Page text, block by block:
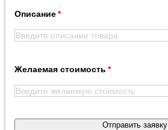
Описание
Желаемая стоимость
Отправить заявку